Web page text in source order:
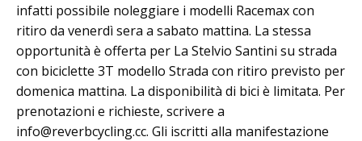
infatti possibile noleggiare i modelli Racemax con
ritiro da venerdì sera a sabato mattina. La stessa
opportunità è offerta per La Stelvio Santini su strada
con biciclette 3T modello Strada con ritiro previsto per
domenica mattina. La disponibilità di bici è limitata. Per
prenotazioni e richieste, scrivere a
info@reverbcycling.cc. Gli iscritti alla manifestazione